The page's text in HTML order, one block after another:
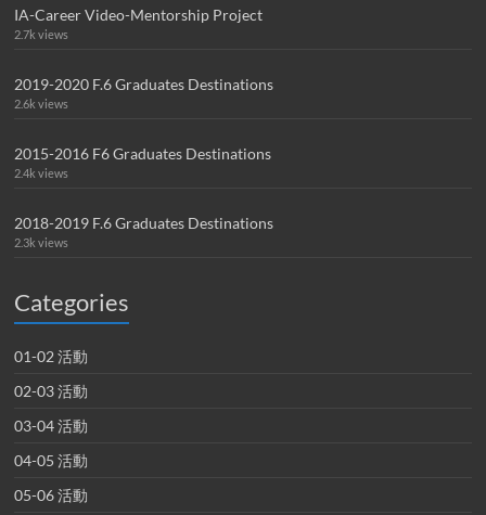
IA-Career Video-Mentorship Project
2.7k views
2019-2020 F.6 Graduates Destinations
2.6k views
2015-2016 F6 Graduates Destinations
2.4k views
2018-2019 F.6 Graduates Destinations
2.3k views
Categories
01-02 活動
02-03 活動
03-04 活動
04-05 活動
05-06 活動